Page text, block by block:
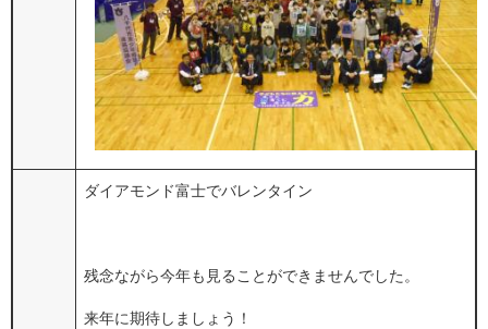
ダイアモンド富士でバレンタイン
残念ながら今年も見ることができませんでした。
来年に期待しましょう！